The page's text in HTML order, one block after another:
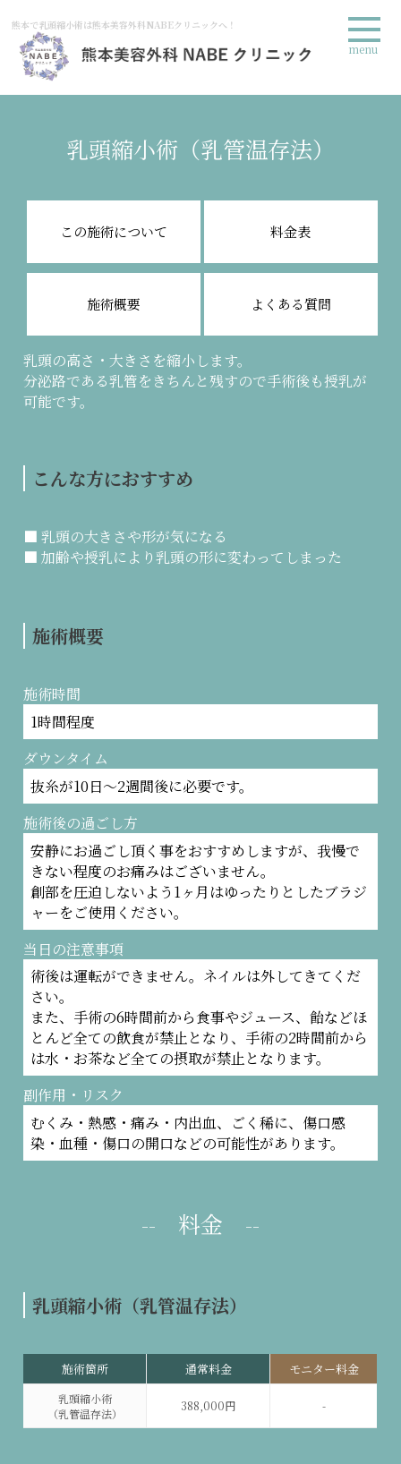
熊本で乳頭縮小術は熊本美容外科NABEクリニックへ！
乳頭縮小術（乳管温存法）
この施術について 料金表
施術概要 よくある質問
乳頭の高さ・大きさを縮小します。
分泌路である乳管をきちんと残すので手術後も授乳が
可能です。
こんな方におすすめ
■ 乳頭の大きさや形が気になる
■ 加齢や授乳により乳頭の形に変わってしまった
施術概要
施術時間
1時間程度
ダウンタイム
抜糸が10日～2週間後に必要です。
施術後の過ごし方
安静にお過ごし頂く事をおすすめしますが、我慢で
きない程度のお痛みはございません。
創部を圧迫しないよう1ヶ月はゆったりとしたブラジ
ャーをご使用ください。
当日の注意事項
術後は運転ができません。ネイルは外してきてくだ
さい。
また、手術の6時間前から食事やジュース、飴などほ
とんど全ての飲食が禁止となり、手術の2時間前から
は水・お茶など全ての摂取が禁止となります。
副作用・リスク
むくみ・熱感・痛み・内出血、ごく稀に、傷口感
染・血種・傷口の開口などの可能性があります。
-- 料金 --
乳頭縮小術（乳管温存法）
施術箇所 通常料金 モニター料金
乳頭縮小術
（乳管温存法）
388,000円 -
menu